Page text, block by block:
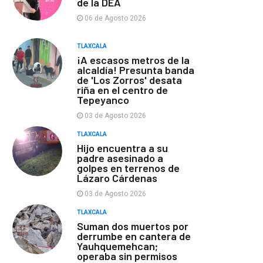
06 de Agosto 2026
TLAXCALA
¡A escasos metros de la
alcaldía! Presunta banda
de 'Los Zorros' desata
riña en el centro de
Tepeyanco
03 de Agosto 2026
TLAXCALA
Hijo encuentra a su
padre asesinado a
golpes en terrenos de
Lázaro Cárdenas
03 de Agosto 2026
TLAXCALA
Suman dos muertos por
derrumbe en cantera de
Yauhquemehcan;
operaba sin permisos